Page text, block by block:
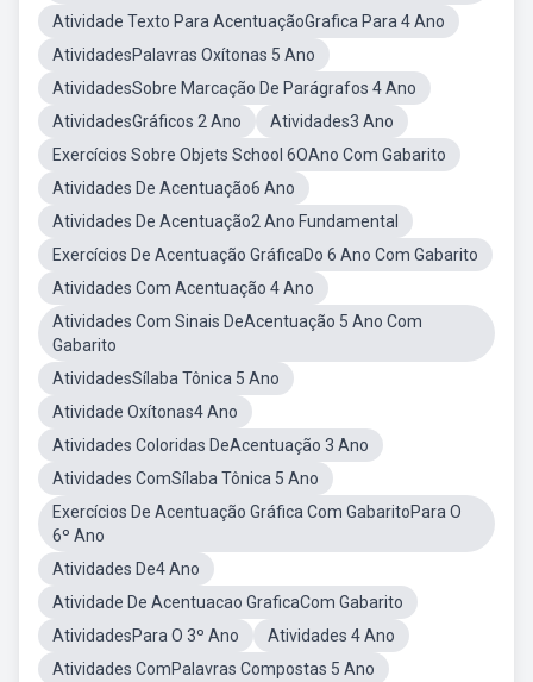
Atividade Texto Para AcentuaçãoGrafica Para 4 Ano
AtividadesPalavras Oxítonas 5 Ano
AtividadesSobre Marcação De Parágrafos 4 Ano
AtividadesGráficos 2 Ano
Atividades3 Ano
Exercícios Sobre Objets School 6OAno Com Gabarito
Atividades De Acentuação6 Ano
Atividades De Acentuação2 Ano Fundamental
Exercícios De Acentuação GráficaDo 6 Ano Com Gabarito
Atividades Com Acentuação 4 Ano
Atividades Com Sinais DeAcentuação 5 Ano Com
Gabarito
AtividadesSílaba Tônica 5 Ano
Atividade Oxítonas4 Ano
Atividades Coloridas DeAcentuação 3 Ano
Atividades ComSílaba Tônica 5 Ano
Exercícios De Acentuação Gráfica Com GabaritoPara O
6º Ano
Atividades De4 Ano
Atividade De Acentuacao GraficaCom Gabarito
AtividadesPara O 3º Ano
Atividades 4 Ano
Atividades ComPalavras Compostas 5 Ano